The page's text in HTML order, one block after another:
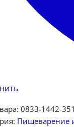
0833-1442-
Пищеварение